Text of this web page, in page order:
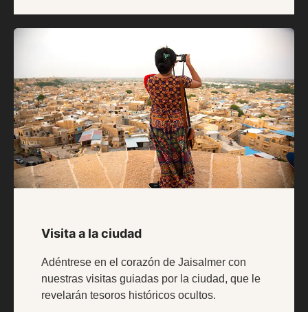
Visita a la ciudad
Adéntrese en el corazón de Jaisalmer con
nuestras visitas guiadas por la ciudad, que le
revelarán tesoros históricos ocultos.